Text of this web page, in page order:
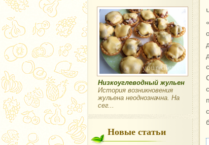
Низкоуглеводный жульен
История возникновения
жульена неоднозначна. На
сег...
Новые статьи